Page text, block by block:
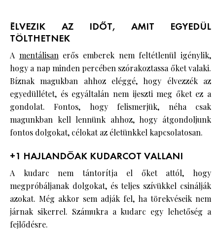
ÉLVEZIK AZ IDŐT, AMIT EGYEDÜL
TÖLTHETNEK
A mentálisanerős emberek nem feltétlenül igénylik,
hogy a nap minden percében szórakoztassa őket valaki.
Bíznak magukban ahhoz eléggé, hogy élvezzék az
egyedüllétet, és egyáltalán nem ijeszti meg őket ez a
gondolat. Fontos, hogy felismerjük, néha csak
magunkban kell lennünk ahhoz, hogy átgondoljunk
fontos dolgokat, célokat az életünkkel kapcsolatosan.
+1 HAJLANDÓAK KUDARCOT VALLANI
A kudarc nem tántorítja el őket attól, hogy
megpróbáljanak dolgokat, és teljes szívükkel csinálják
azokat. Még akkor sem adják fel, ha törekvéseik nem
járnak sikerrel. Számukra a kudarc egy lehetőség a
fejlődésre.